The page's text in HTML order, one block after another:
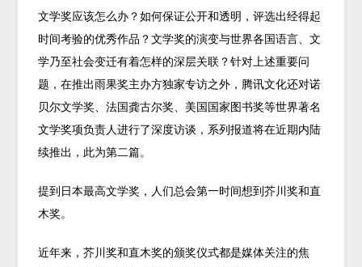
文学奖应该怎么办？如何保证公开和透明，评选出经得起
时间考验的优秀作品？文学奖的演变与世界各国语言、文
学乃至社会变迁有着怎样的深层关联？针对上述重要问
题，在推出雨果奖主办方独家专访之外，腾讯文化还对诺
贝尔文学奖、法国龚古尔奖、美国国家图书奖等世界著名
文学奖项负责人进行了深度访谈，系列报道将在近期内陆
续推出，此为第二篇。
提到日本最高文学奖，人们总会第一时间想到芥川奖和直
木奖。
近年来，芥川奖和直木奖的颁奖仪式都是媒体关注的焦